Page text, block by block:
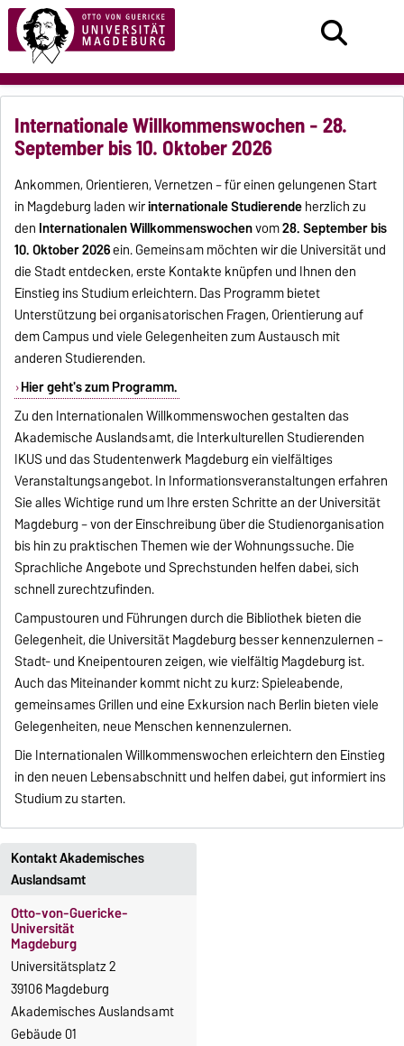
Internationale Willkommenswochen - 28.
September bis 10. Oktober 2026
Ankommen, Orientieren, Vernetzen – für einen gelungenen Start
in Magdeburg laden wirinternationale Studierendeherzlich zu
den Internationalen Willkommenswochenvom28. September bis
10. Oktober 2026ein. Gemeinsam möchten wir die Universität und
die Stadt entdecken, erste Kontakte knüpfen und Ihnen den
Einstieg ins Studium erleichtern. Das Programm bietet
Unterstützung bei organisatorischen Fragen, Orientierung auf
dem Campus und viele Gelegenheiten zum Austausch mit
anderen Studierenden.
Hier geht's zum Programm.
Zu den Internationalen Willkommenswochen gestalten das
Akademische Auslandsamt, die Interkulturellen Studierenden
IKUS und das Studentenwerk Magdeburg ein vielfältiges
Veranstaltungsangebot. In Informationsveranstaltungen erfahren
Sie alles Wichtige rund um Ihre ersten Schritte an der Universität
Magdeburg – von der Einschreibung über die Studienorganisation
bis hin zu praktischen Themen wie der Wohnungssuche. Die
Sprachliche Angebote und Sprechstunden helfen dabei, sich
schnell zurechtzufinden.
Campustouren und Führungen durch die Bibliothek bieten die
Gelegenheit, die Universität Magdeburg besser kennenzulernen –
Stadt- und Kneipentouren zeigen, wie vielfältig Magdeburg ist.
Auch das Miteinander kommt nicht zu kurz: Spieleabende,
gemeinsames Grillen und eine Exkursion nach Berlin bieten viele
Gelegenheiten, neue Menschen kennenzulernen.
Die Internationalen Willkommenswochen erleichtern den Einstieg
in den neuen Lebensabschnitt und helfen dabei, gut informiert ins
Studium zu starten.
Kontakt Akademisches
Auslandsamt
Otto-von-Guericke-
Universität
Magdeburg
Universitätsplatz 2
39106 Magdeburg
Akademisches Auslandsamt
Gebäude 01